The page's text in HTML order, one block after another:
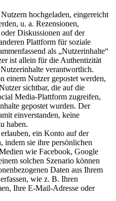
hochgeladen, eingereicht
u. a. Rezensionen,
Diskussionen auf der
Plattform für soziale
als „Nutzerinhalte“
ist allein für die Authentizität
verantwortlich.
einem Nutzer gepostet werden,
sichtbar, die auf die
Media-Plattform zugreifen,
gepostet wurden. Der
einverstanden, keine
haben.
ein Konto auf der
indem sie ihre persönlichen
wie Facebook, Google
solchen Szenario können
Daten aus Ihrem
wie z. B. Ihren
Ihre E-Mail-Adresse oder